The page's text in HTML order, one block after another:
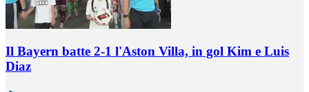
Il Bayern batte 2-1 l'Aston Villa, in gol Kim e Luis
Diaz